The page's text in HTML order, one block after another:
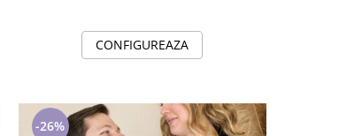
CONFIGUREAZA
-26%